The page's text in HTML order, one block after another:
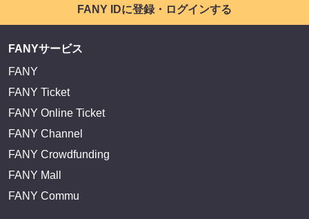
FANY IDに登録・ログインする
FANYサービス
FANY
FANY Ticket
FANY Online Ticket
FANY Channel
FANY Crowdfunding
FANY Mall
FANY Commu